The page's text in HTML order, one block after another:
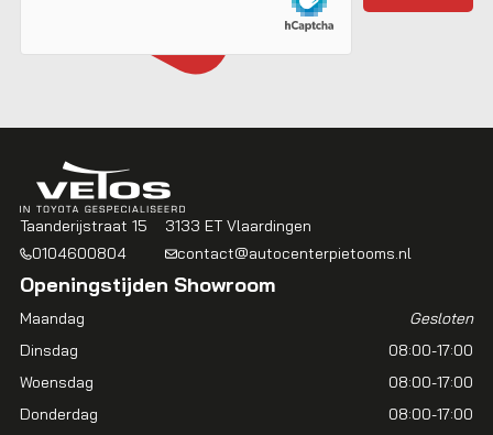
Taanderijstraat 15
3133 ET Vlaardingen
0104600804
contact@autocenterpietooms.nl
Openingstijden Showroom
Maandag
Gesloten
Dinsdag
08:00-17:00
Woensdag
08:00-17:00
Donderdag
08:00-17:00